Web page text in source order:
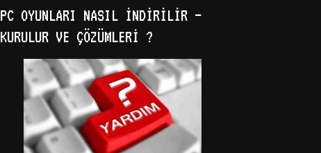
PC OYUNLARI NASIL İNDIRILIR –
KURULUR VE ÇÖZÜMLERI ?